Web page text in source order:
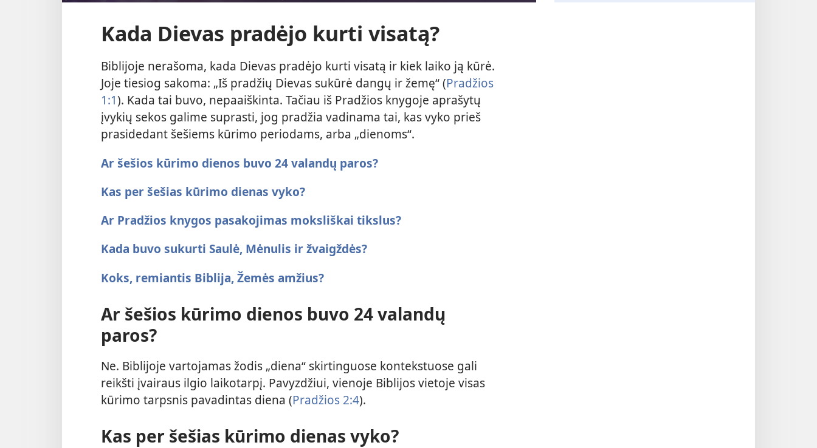
Kada Dievas pradėjo kurti visatą?
Biblijoje nerašoma, kada Dievas pradėjo kurti visatą ir kiek laiko ją kūrė.
Joje tiesiog sakoma: „Iš pradžių Dievas sukūrė dangų ir žemę“ (Pradžios
1:1). Kada tai buvo, nepaaiškinta. Tačiau iš Pradžios knygoje aprašytų
įvykių sekos galime suprasti, jog pradžia vadinama tai, kas vyko prieš
prasidedant šešiems kūrimo periodams, arba „dienoms“.
Ar šešios kūrimo dienos buvo 24 valandų paros?
Kas per šešias kūrimo dienas vyko?
Ar Pradžios knygos pasakojimas moksliškai tikslus?
Kada buvo sukurti Saulė, Mėnulis ir žvaigždės?
Koks, remiantis Biblija, Žemės amžius?
Ar šešios kūrimo dienos buvo 24 valandų
paros?
Ne. Biblijoje vartojamas žodis „diena“ skirtinguose kontekstuose gali
reikšti įvairaus ilgio laikotarpį. Pavyzdžiui, vienoje Biblijos vietoje visas
kūrimo tarpsnis pavadintas diena (Pradžios 2:4).
Kas per šešias kūrimo dienas vyko?